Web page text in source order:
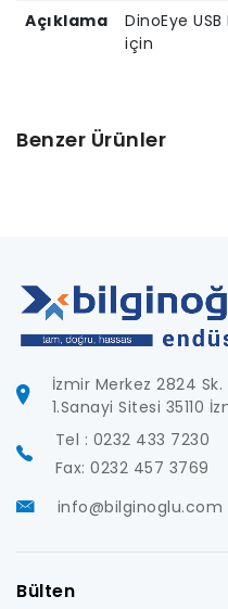
Açıklama
DinoEye
için
Benzer Ürünler
İzmir Merkez 2824 Sk.
1.Sanayi Sitesi 35110
Tel : 0232 433 7230
Fax: 0232 457 3769
info@bilginoglu.com
Bülten